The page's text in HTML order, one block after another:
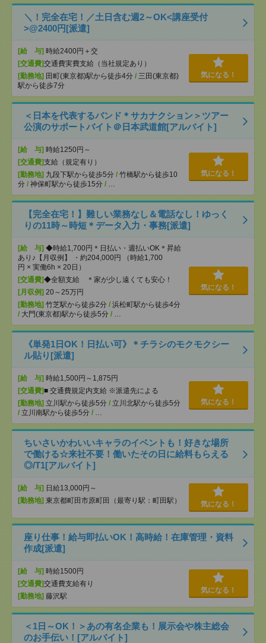
＼！完全在宅！／土日含む週2～OK<講座受付
>@2400円[派遣]
[給 与] 時給2400円＋交
[交通費]交通費実費支給（当社規定あり）
[勤務地] 田町(東京都)駅から徒歩4分 / 三田(東京都)
駅から徒歩7分
気になる！
＜日本を代表するバンド＊サカナクション＞ツアー
公演のサポートバイト＠日本武道館[アルバイト]
[給 与] 時給1250円～
[交通費]支給（規定有り）
[勤務地] 九段下駅から徒歩5分 / 竹橋駅から徒歩10
分 / 神保町駅から徒歩15分 / …
気になる！
【完全在宅！】難しい業務なし＆電話なし！ゆっく
りの11時～時短＊データ入力・事務[派遣]
[給 与] ◆時給1,700円＊日払い・週払いOK＊昇給
あり♪【月収例】 ・約204,000円 （時給1,700
円 × 実働6h × 20日）
[交通費]◆全額支給 ＊家が少し遠くても安心！
[月収例] 20～25万円
[勤務地] 竹芝駅から徒歩2分 / 浜松町駅から徒歩4分
/ 大門(東京都)駅から徒歩5分 / …
気になる！
《単発1日OK！日払い可》＊チラシのモクモクシー
ル貼り[派遣]
[給 与] 時給1,500円～1,875円
[交通費]■ 交通費規定内支給 ※派遣先による
[勤務地] 立川駅から徒歩5分 / 立川北駅から徒歩5分
/ 立川南駅から徒歩5分 / …
気になる！
ちいさいかわいいキャラのイベントも！好きな場所
で働ける☆来社不要！働いたその日に給料もらえる
◎/T1[アルバイト]
[給 与] 日給13,000円～
[勤務地] 東京都町田市原町田（最寄り駅：町田駅） 気になる！
座り仕事！給与即払いOK！高時給！在庫管理・資料
作成[派遣]
[給 与] 時給1500円
[交通費]交通費支給有り
[勤務地] 藤沢駅
気になる！
＜1日～OK！＞あの有名企業も！展示会や株主総会
のお手伝い！[アルバイト]